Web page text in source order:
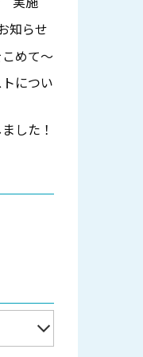
知らせ
めて～
につい
した！